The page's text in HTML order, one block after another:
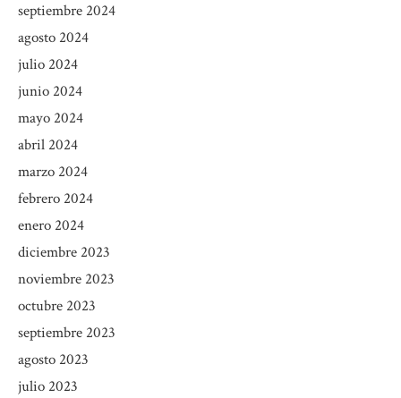
septiembre 2024
agosto 2024
julio 2024
junio 2024
mayo 2024
abril 2024
marzo 2024
febrero 2024
enero 2024
diciembre 2023
noviembre 2023
octubre 2023
septiembre 2023
agosto 2023
julio 2023